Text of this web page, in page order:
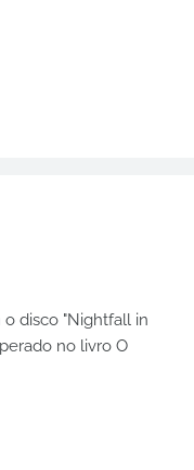
disco "Nightfall in
no livro O